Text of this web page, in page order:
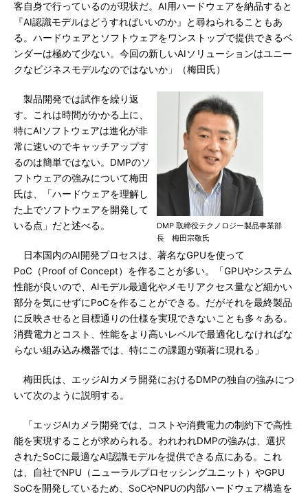
客自身で行っているのが現状だ。AI用ハードウェアを納品すると
『AI認識モデルはどうすればいいのか』と尋ねられることもあ
る。ハードウェアとソフトウェアをワンストップで提供できるベ
ンダーは極めて少ない。今回の新しいAIソリューションはユニー
クなビジネスモデルなのではないか」（梅田氏）
DMP 取締役テクノロジー製品事業部
長 梅田宗敬氏
製品開発では試作を繰り返
す。これは時間がかかる上に、
特にAIソフトウェアは進化が非
常に速いのでキャッチアップす
るのは簡単ではない。DMPのソ
フトウェアの強みについて梅田
氏は、「ハードウェアを理解し
た上でソフトウェアを開発して
いる点」だと述べる。
日本国内のAI開発プロセスは、著名なGPUを使って
PoC（Proof of Concept）を作ることが多い。「GPUやシステム
性能が良いので、AIモデル最適化やメモリアクセス量など細かい
部分を気にせずにPoCを作ることができる。だがそれを最終製品
に反映させると目標通りの仕様を実現できないことも多々ある。
消費電力とコスト、性能をより高いレベルで最適化しなければな
らない組み込み機器では、特にこの課題が顕著に現れる」
梅田氏は、エッジAIカメラ開発におけるDMPの独自の強みにつ
いて次のように説明する。
「エッジAIカメラ開発では、コストや消費電力の制約下で高性
能を実現することが求められる。われわれDMPの強みは、選択
されたSoCに最適なAI認識モデルを提供できる点にある。これ
は、自社でNPU（ニューラルプロセッシングユニット）やGPU
SoCを開発しているため、SoCやNPUの内部ハードウェア構造を